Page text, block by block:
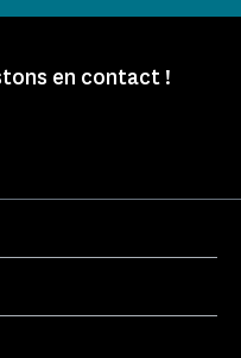
en contact !